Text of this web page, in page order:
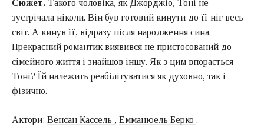
Сюжет. Такого чоловіка, як Джорджіо, Тоні не
зустрічала ніколи. Він був готовий кинути до її ніг весь
світ. А кинув її, відразу після народження сина.
Прекрасний романтик виявився не пристосований до
сімейного життя і знайшов іншу. Як з цим впорається
Тоні? Їй належить реабілітуватися як духовно, так і
фізично.
Актори: Венсан Кассель , Емманюель Берко .